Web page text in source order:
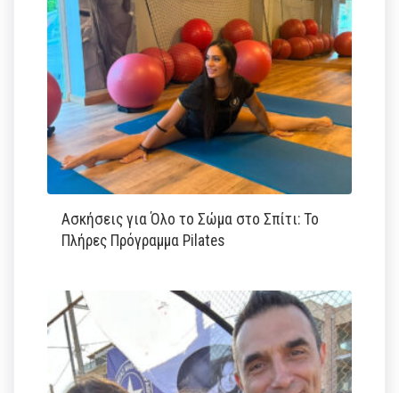
Ασκήσεις για Όλο το Σώμα στο Σπίτι: Το
Πλήρες Πρόγραμμα Pilates